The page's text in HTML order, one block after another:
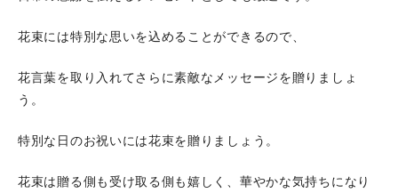
花束には特別な思いを込めることができるので、
花言葉を取り入れてさらに素敵なメッセージを贈りましょ
う。
特別な日のお祝いには花束を贈りましょう。
花束は贈る側も受け取る側も嬉しく、華やかな気持ちになり